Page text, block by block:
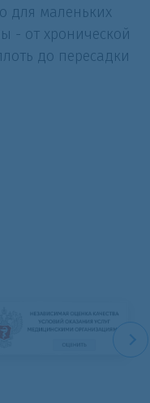
для маленьких
- от хронической
до пересадки